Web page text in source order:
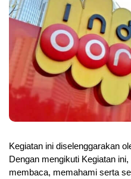
Kegiatan ini diselenggarakan
Dengan mengikuti Kegiatan
membaca, memahami serta